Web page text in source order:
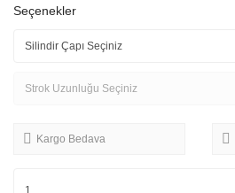
Seçenekler
Kargo Bedava